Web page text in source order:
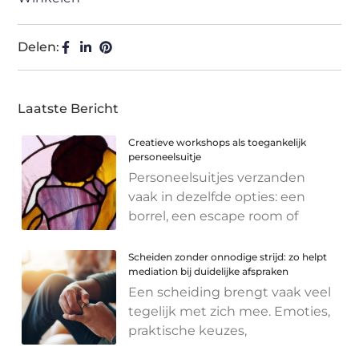
Delen:
Laatste Bericht
Creatieve workshops als toegankelijk
personeelsuitje
Personeelsuitjes verzanden
vaak in dezelfde opties: een
borrel, een escape room of
Scheiden zonder onnodige strijd: zo helpt
mediation bij duidelijke afspraken
Een scheiding brengt vaak veel
tegelijk met zich mee. Emoties,
praktische keuzes,